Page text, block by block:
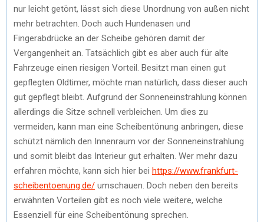
nur leicht getönt, lässt sich diese Unordnung von außen nicht
mehr betrachten. Doch auch Hundenasen und
Fingerabdrücke an der Scheibe gehören damit der
Vergangenheit an. Tatsächlich gibt es aber auch für alte
Fahrzeuge einen riesigen Vorteil. Besitzt man einen gut
gepflegten Oldtimer, möchte man natürlich, dass dieser auch
gut gepflegt bleibt. Aufgrund der Sonneneinstrahlung können
allerdings die Sitze schnell verbleichen. Um dies zu
vermeiden, kann man eine Scheibentönung anbringen, diese
schützt nämlich den Innenraum vor der Sonneneinstrahlung
und somit bleibt das Interieur gut erhalten. Wer mehr dazu
erfahren möchte, kann sich hier bei https://www.frankfurt-
scheibentoenung.de/ umschauen. Doch neben den bereits
erwähnten Vorteilen gibt es noch viele weitere, welche
Essenziell für eine Scheibentönung sprechen.